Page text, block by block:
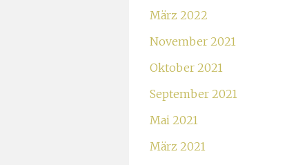
März 2022
November 2021
Oktober 2021
September 2021
Mai 2021
März 2021